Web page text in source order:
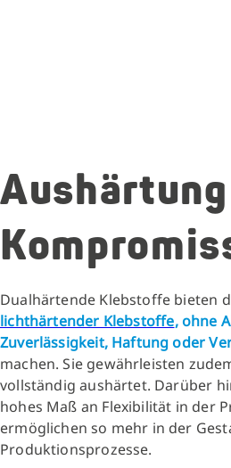
Dualhärtende Klebstoffe bieten
lichthärtender Klebstoffe, ohne
Zuverlässigkeit, Haftung oder
machen. Sie gewährleisten
vollständig aushärtet. Darüber
hohes Maß an Flexibilität in der
ermöglichen so mehr in der
Produktionsprozesse.